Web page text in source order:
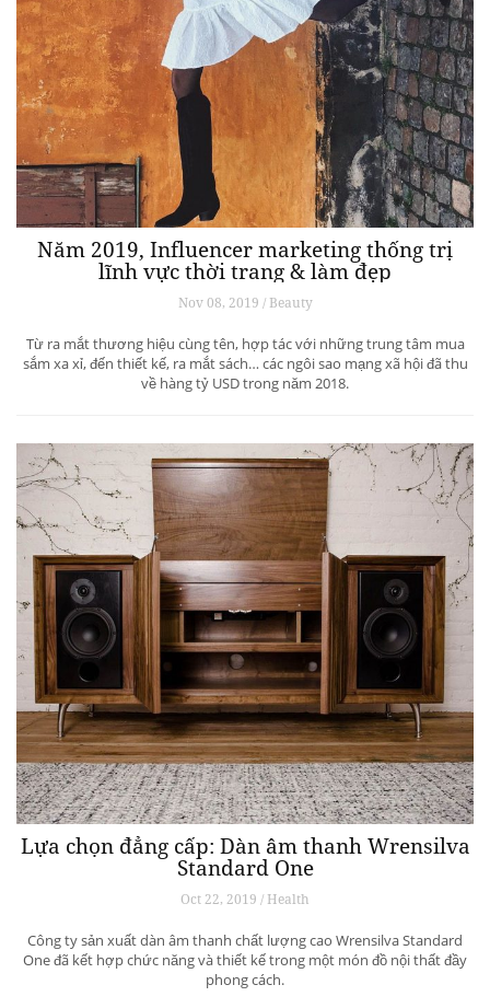
Năm 2019, Influencer marketing thống trị
lĩnh vực thời trang & làm đẹp
Nov 08, 2019 / Beauty
Từ ra mắt thương hiệu cùng tên, hợp tác với những trung tâm mua
sắm xa xỉ, đến thiết kế, ra mắt sách… các ngôi sao mạng xã hội đã thu
về hàng tỷ USD trong năm 2018.
Lựa chọn đẳng cấp: Dàn âm thanh Wrensilva
Standard One
Oct 22, 2019 / Health
Công ty sản xuất dàn âm thanh chất lượng cao Wrensilva Standard
One đã kết hợp chức năng và thiết kế trong một món đồ nội thất đầy
phong cách.